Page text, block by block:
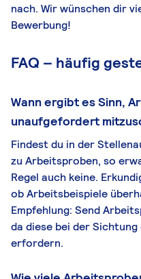
nach. Wir wünschen dir
Bewerbung!
FAQ – häufig
Wann ergibt es Sinn,
unaufgefordert
Findest du in der
zu Arbeitsproben, so
Regel auch keine.
ob Arbeitsbeispiele
Empfehlung: Send
da diese bei der
erfordern.